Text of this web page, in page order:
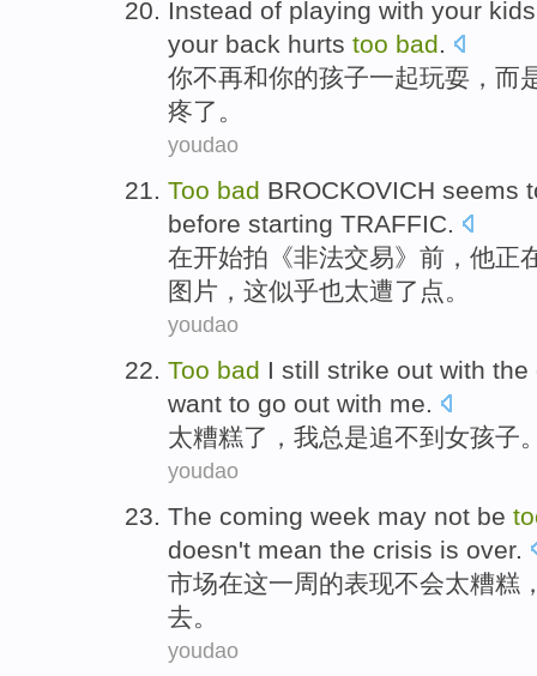
Instead of playing with your kids
your back hurts too bad.
你不再和你的孩子一起玩耍 ， 而
疼了。
youdao
Too bad BROCKOVICH seems
before starting TRAFFIC.
在开始拍《非法交易》 前 ， 他正
图片 ， 这似乎也太遭了点。
youdao
Too bad I still strike out with the
want to go out with me.
太糟糕了， 我总是追不到 女孩子
youdao
The coming week may not be
doesn't mean the crisis is over.
市场在这一周的表现不会太糟糕
去 。
youdao